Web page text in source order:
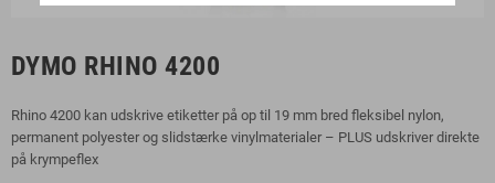
DYMO RHINO 4200
Rhino 4200 kan udskrive etiketter på op til 19 mm bred fleksibel nylon,
permanent polyester og slidstærke vinylmaterialer – PLUS udskriver direkte
på krympeflex